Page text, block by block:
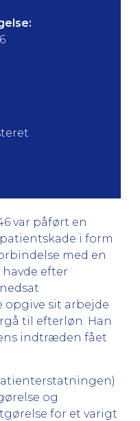
var påført en
i form
med en
efter
sit arbejde
til efterløn. Han
indtræden fået
og
for et varigt